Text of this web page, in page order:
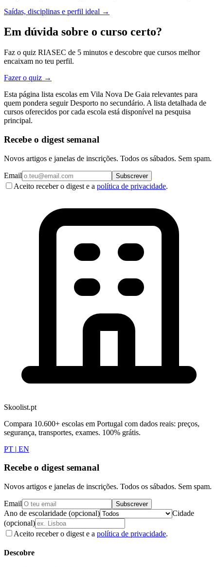
Saídas, disciplinas e perfil ideal →
Em dúvida sobre o curso certo?
Faz o quiz RIASEC de 5 minutos e descobre que cursos melhor
encaixam no teu perfil.
Fazer o quiz →
Esta página lista escolas em Vila Nova De Gaia relevantes para
quem pondera seguir Desporto no secundário. A lista detalhada de
cursos oferecidos por cada escola está disponível na pesquisa
principal.
Recebe o digest semanal
Novos artigos e janelas de inscrições. Todos os sábados. Sem spam.
Email Subscrever
Aceito receber o digest e a política de privacidade.
Skoolist.pt
Compara 10.600+ escolas em Portugal com dados reais: preços,
segurança, transportes, exames. 100% grátis.
PT | EN
Recebe o digest semanal
Novos artigos e janelas de inscrições. Todos os sábados. Sem spam.
Email Subscrever
Ano de escolaridade (opcional)
Cidade
(opcional)
Aceito receber o digest e a política de privacidade.
Descobre